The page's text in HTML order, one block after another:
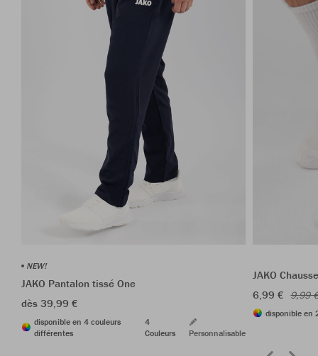
NEW!
JAKO Pantalon tissé One
dès 39,99 €
disponible en 4 couleurs
différentes
4
Couleurs
Personnalisable
JAKO
6,99 € 9,99
disponible en